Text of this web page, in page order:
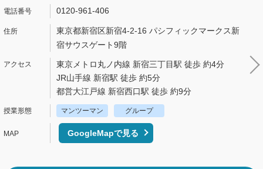
0120-961-406
東京都新宿区新宿4-2-16 パシフィックマークス新
宿サウスゲート9階
東京メトロ丸ノ内線 新宿三丁目駅 徒歩 約4分
JR山手線 新宿駅 徒歩 約5分
都営大江戸線 新宿西口駅 徒歩 約9分
マンツーマン グループ
GoogleMapで見る